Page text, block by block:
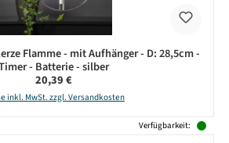
Flamme - mit Aufhänger - D: 28,5cm -
- Batterie - silber
Regulärer Preis:
20,39 €
inkl. MwSt. zzgl. Versandkosten
Verfügbarkeit: